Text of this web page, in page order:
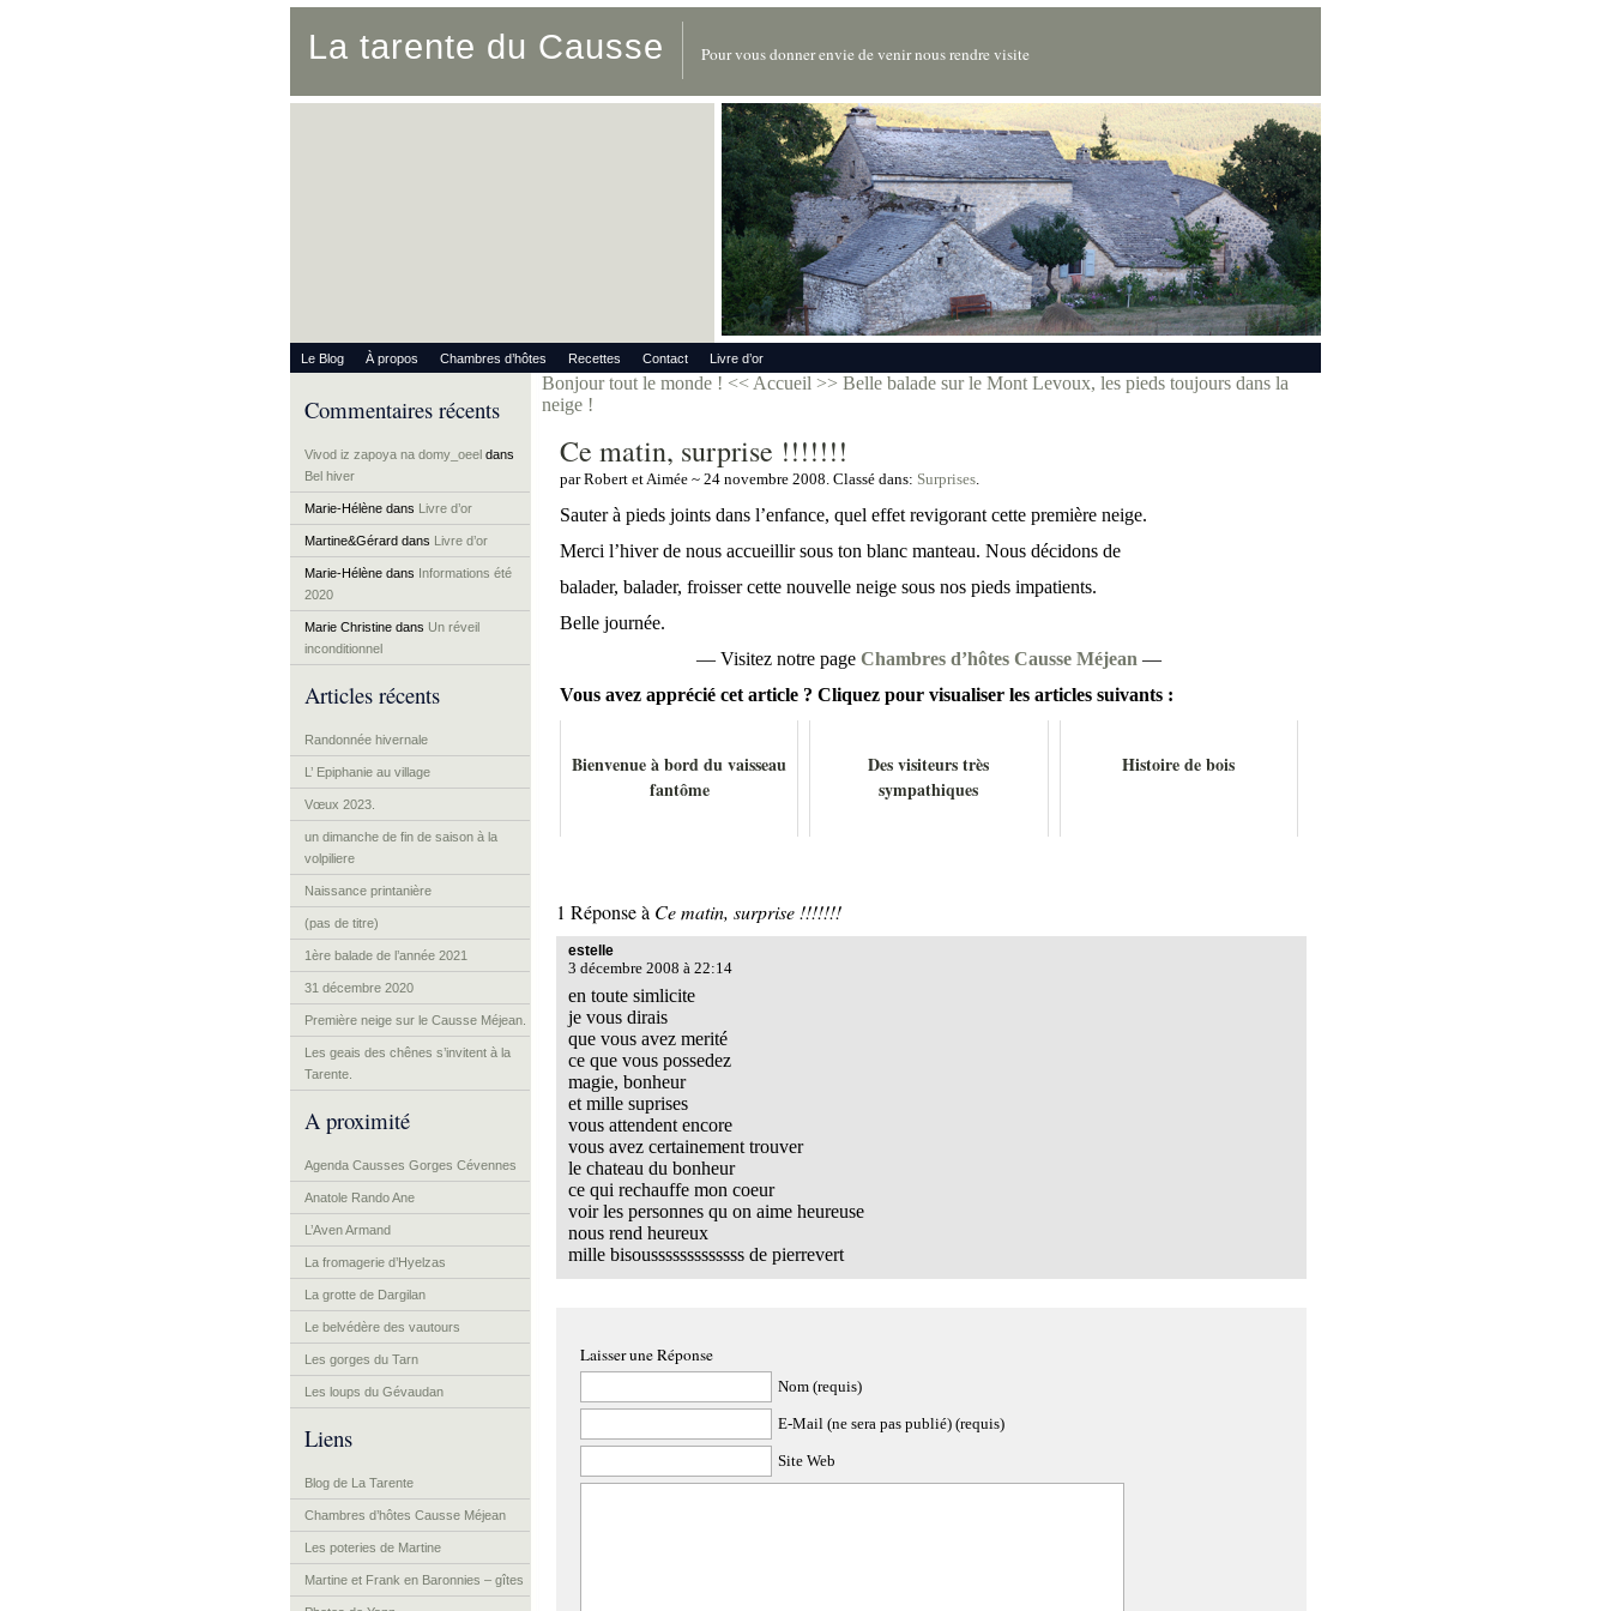
La tarente du Causse Pour vous donner envie de venir nous rendre visite
Le Blog À propos Chambres d’hôtes Recettes Contact Livre d’or
Commentaires récents
Vivod iz zapoya na domy_oeel dans
Bel hiver
Marie-Hélène dans Livre d’or
Martine&Gérard dans Livre d’or
Marie-Hélène dans Informations été
2020
Marie Christine dans Un réveil
inconditionnel
Articles récents
Randonnée hivernale
L’ Epiphanie au village
Vœux 2023.
un dimanche de fin de saison à la
volpiliere
Naissance printanière
(pas de titre)
1ère balade de l’année 2021
31 décembre 2020
Première neige sur le Causse Méjean.
Les geais des chênes s’invitent à la
Tarente.
A proximité
Agenda Causses Gorges Cévennes
Anatole Rando Ane
L’Aven Armand
La fromagerie d’Hyelzas
La grotte de Dargilan
Le belvédère des vautours
Les gorges du Tarn
Les loups du Gévaudan
Liens
Blog de La Tarente
Chambres d’hôtes Causse Méjean
Les poteries de Martine
Martine et Frank en Baronnies – gîtes
Bonjour tout le monde ! << Accueil >> Belle balade sur le Mont Levoux, les pieds toujours dans la
neige !
Ce matin, surprise !!!!!!!
par Robert et Aimée ~ 24 novembre 2008. Classé dans: Surprises.
Sauter à pieds joints dans l’enfance, quel effet revigorant cette première neige.
Merci l’hiver de nous accueillir sous ton blanc manteau. Nous décidons de
balader, balader, froisser cette nouvelle neige sous nos pieds impatients.
Belle journée.
— Visitez notre page Chambres d’hôtes Causse Méjean —
Vous avez apprécié cet article ? Cliquez pour visualiser les articles suivants :
Bienvenue à bord du vaisseau
fantôme
Des visiteurs très
sympathiques
Histoire de bois
1 Réponse à Ce matin, surprise !!!!!!!
estelle
3 décembre 2008 à 22:14
en toute simlicite
je vous dirais
que vous avez merité
ce que vous possedez
magie, bonheur
et mille suprises
vous attendent encore
vous avez certainement trouver
le chateau du bonheur
ce qui rechauffe mon coeur
voir les personnes qu on aime heureuse
nous rend heureux
mille bisousssssssssssss de pierrevert
Laisser une Réponse
Nom (requis)
E-Mail (ne sera pas publié) (requis)
Site Web